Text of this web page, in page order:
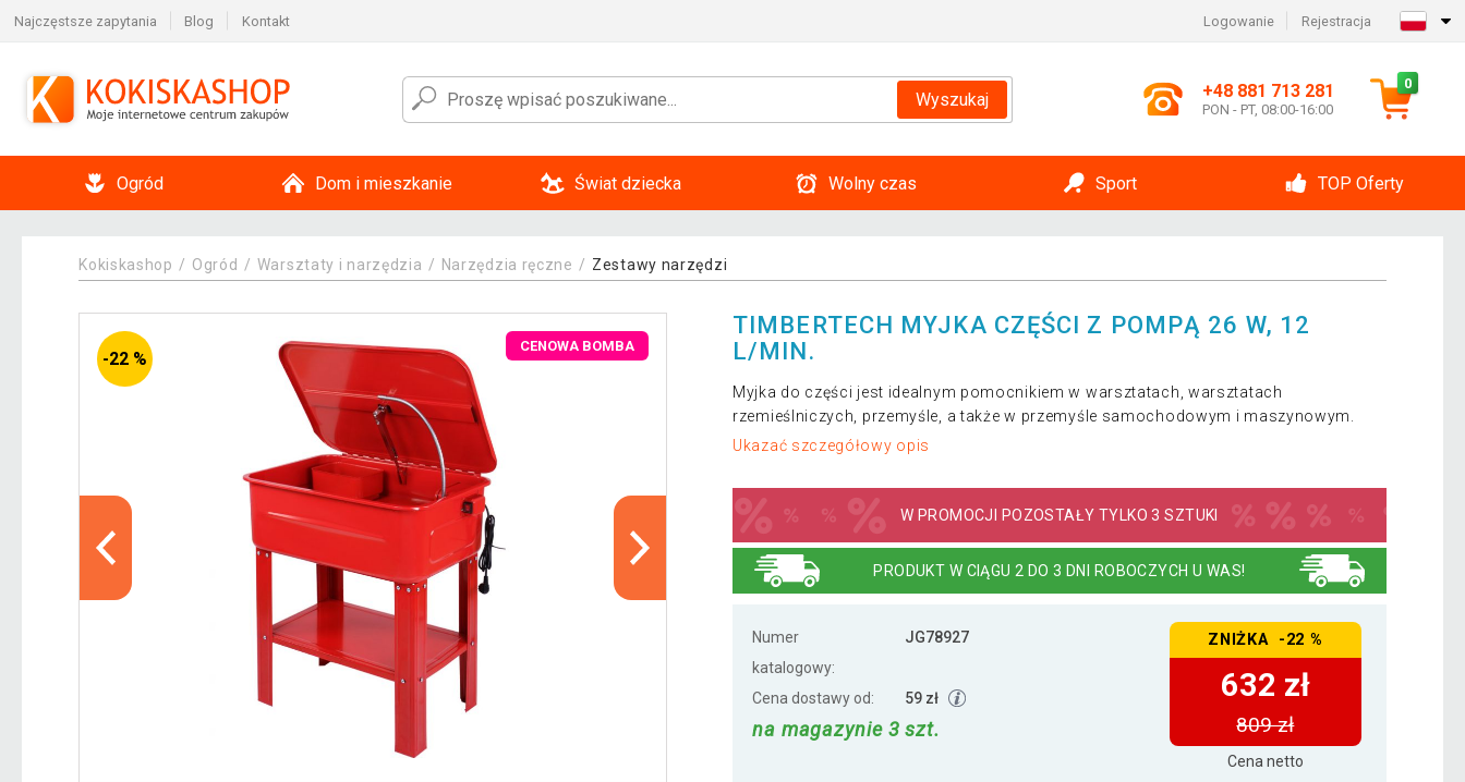
Najczęstsze zapytania Blog Kontakt Logowanie Rejestracja
Wyszukaj +48 881 713 281
PON - PT, 08:00-16:00
0
Ogród Dom i mieszkanie Świat dziecka Wolny czas Sport TOP Oferty
Kokiskashop Ogród Warsztaty i narzędzia Narzędzia ręczne Zestawy narzędzi
-22 %
CENOWA BOMBA
TIMBERTECH MYJKA CZĘŚCI Z POMPĄ 26 W, 12
L/MIN.
Myjka do części jest idealnym pomocnikiem w warsztatach, warsztatach
rzemieślniczych, przemyśle, a także w przemyśle samochodowym i maszynowym.
Ukazać szczegółowy opis
W PROMOCJI POZOSTAŁY TYLKO 3 SZTUKI
PRODUKT W CIĄGU 2 DO 3 DNI ROBOCZYCH U WAS!
Numer
katalogowy:
JG78927
Cena dostawy od: 59 zł
na magazynie 3 szt.
ZNIŻKA -22 %
632 zł
809 zł
Cena netto